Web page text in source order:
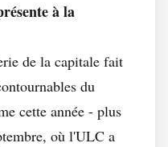
à la
de la capitale fait
du
cette année - plus
où l'ULC a